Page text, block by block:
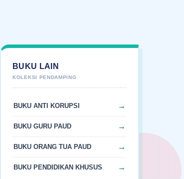
BUKU LAIN
BUKU ANTI KORUPSI
BUKU GURU PAUD
BUKU ORANG TUA PAUD
BUKU PENDIDIKAN KHUSUS